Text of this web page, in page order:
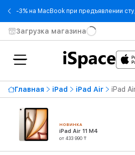
-3% на MacBook при предъявлении
Загрузка магазина
Главная iPad iPad Air iPad
НОВИНКА
iPad Air 11 M4
от 433 990 ₸